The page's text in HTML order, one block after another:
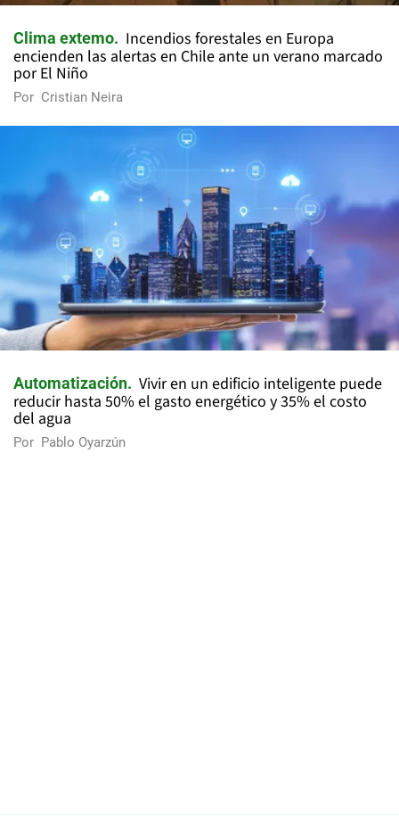
Clima extemo
Incendios forestales en Europa
encienden las alertas en Chile ante un verano marcado
por El Niño
Por Cristian Neira
Automatización
Vivir en un edificio inteligente puede
reducir hasta 50% el gasto energético y 35% el costo
del agua
Por Pablo Oyarzún